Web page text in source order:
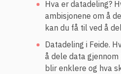
Hva er datadeling?
ambisjonene om å
kan du få til ved å
Datadeling i Feide.
å dele data
blir enklere og hva